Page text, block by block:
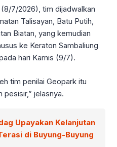
7/2026), tim dijadwalkan
Talisayan, Batu Putih,
Biatan, yang kemudian
ke Keraton Sambaliung
hari Kamis (9/7).
tim penilai Geopark itu
pesisir,” jelasnya.
Upayakan Kelanjutan
di Buyung-Buyung